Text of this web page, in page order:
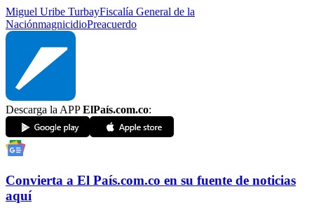
Miguel Uribe TurbayFiscalía General de la
NaciónmagnicidioPreacuerdo
Descarga la APPElPaís.com.co:
Convierta a El País.com.co en su fuente de noticias
aquí